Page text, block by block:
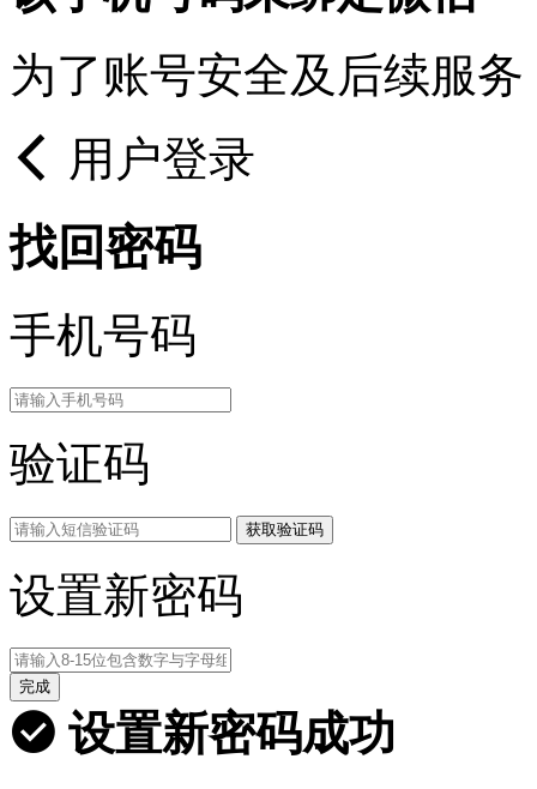
为了账号安全及后续服
用户登录
找回密码
手机号码
验证码
获取验证码
设置新密码
完成
设置新密码成功